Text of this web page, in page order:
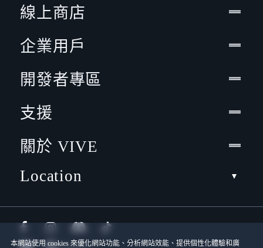
本網站使用 cookies 來優化網站功能、分析網站效能、提供個性化體驗和廣
線上商店
企業用戶
開發者專區
支援
關於 VIVE
Location